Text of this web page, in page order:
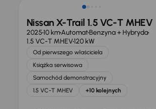
Nissan X-Trail 1.5 VC-T MHEV
202510 kmAutomatBenzyna + Hybryda
1.5 VC-T MHEV120 kW
Od pierwszego właściciela
Książka serwisowa
Samochód demonstracyjny
1.5 VC-T MHEV
+10 kolejnych